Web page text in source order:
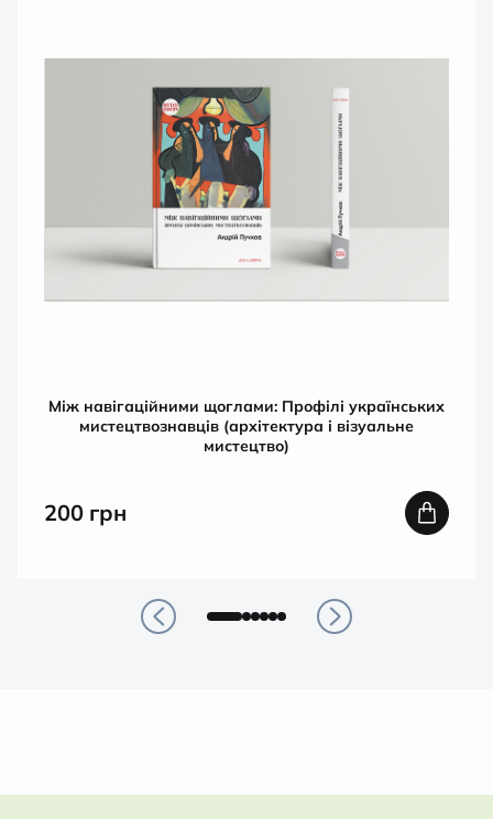
Між навігаційними щоглами: Профілі українських
мистецтвознавців (архітектура і візуальне
мистецтво)
200 грн